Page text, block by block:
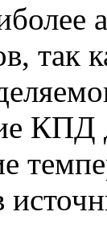
так
КПД